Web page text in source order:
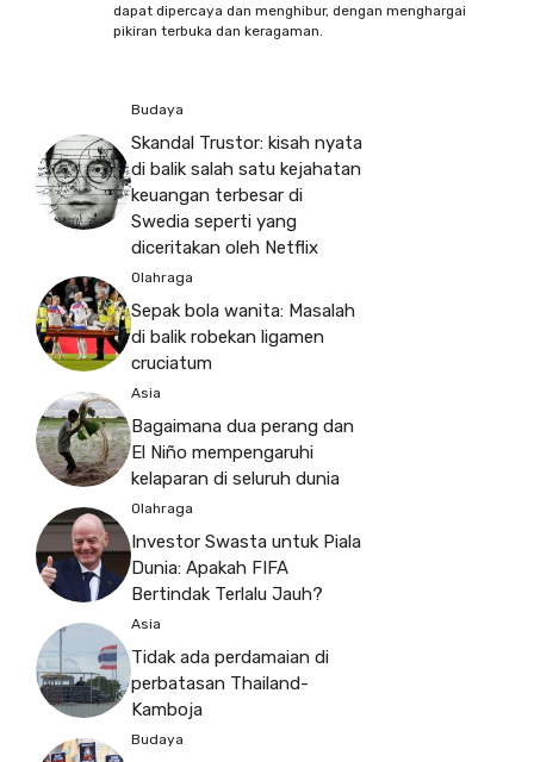
dapat dipercaya dan menghibur, dengan menghargai
pikiran terbuka dan keragaman.
Budaya
Skandal Trustor: kisah nyata
di balik salah satu kejahatan
keuangan terbesar di
Swedia seperti yang
diceritakan oleh Netflix
Olahraga
Sepak bola wanita: Masalah
di balik robekan ligamen
cruciatum
Asia
Bagaimana dua perang dan
El Niño mempengaruhi
kelaparan di seluruh dunia
Olahraga
Investor Swasta untuk Piala
Dunia: Apakah FIFA
Bertindak Terlalu Jauh?
Asia
Tidak ada perdamaian di
perbatasan Thailand-
Kamboja
Budaya